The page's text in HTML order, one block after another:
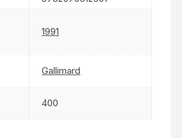
1991
Gallimard
400